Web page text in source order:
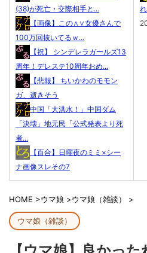
(38)が死亡・交際相手と...
【画像】この∧∨女優さんで
100万回抜いてるｗ...
【祝】 シンデレラガールズ13
周年！デレステ10周年おめ...
【悲報】 ちいかわのモモン
ガ、逝きそう
中国「大洪水！」中国ダム
「決壊」地元民「公式発表より死
者...
【百合】日曜夜のミミ×シー
ナ画像スレその7
HOME >ウマ娘 >ウマ娘（雑談） >
ウマ娘（雑談）